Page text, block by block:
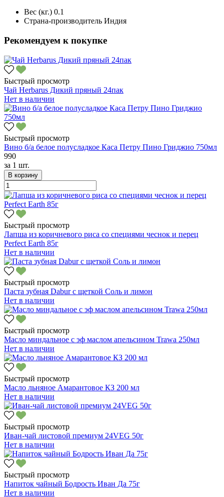
Вес (кг.) 0.1
Страна-производитель Индия
Рекомендуем к покупке
Быстрый просмотр
Чай Herbarus Дикий пряный 24пак
Нет в наличии
Быстрый просмотр
Вино б/а белое полусладкое Каса Петру Пино Гриджио 750мл
990
за 1 шт.
В корзину
Быстрый просмотр
Лапша из коричневого риса со специями чеснок и перец
Perfect Earth 85г
Нет в наличии
Быстрый просмотр
Паста зубная Dabur с щеткой Соль и лимон
Нет в наличии
Быстрый просмотр
Масло миндальное с эф маслом апельсином Trawa 250мл
Нет в наличии
Быстрый просмотр
Масло льняное Амарантовое КЗ 200 мл
Нет в наличии
Быстрый просмотр
Иван-чай листовой премиум 24VEG 50г
Нет в наличии
Быстрый просмотр
Напиток чайный Бодрость Иван Да 75г
Нет в наличии